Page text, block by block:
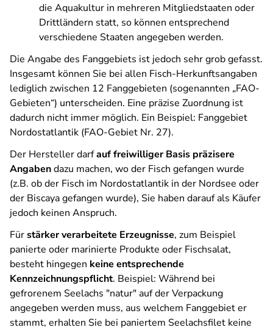
die Aquakultur in mehreren Mitgliedstaaten oder
Drittländern statt, so können entsprechend
verschiedene Staaten angegeben werden.
Die Angabe des Fanggebiets ist jedoch sehr grob gefasst.
Insgesamt können Sie bei allen Fisch-Herkunftsangaben
lediglich zwischen 12 Fanggebieten (sogenannten „FAO-
Gebieten“) unterscheiden. Eine präzise Zuordnung ist
dadurch nicht immer möglich. Ein Beispiel: Fanggebiet
Nordostatlantik (FAO-Gebiet Nr. 27).
Der Hersteller darfauf freiwilliger Basis präzisere
Angabendazu machen, wo der Fisch gefangen wurde
(z.B. ob der Fisch im Nordostatlantik in der Nordsee oder
der Biscaya gefangen wurde), Sie haben darauf als Käufer
jedoch keinen Anspruch.
Fürstärker verarbeitete Erzeugnisse, zum Beispiel
panierte oder marinierte Produkte oder Fischsalat,
besteht hingegen keine entsprechende
Kennzeichnungspflicht. Beispiel: Während bei
gefrorenem Seelachs "natur" auf der Verpackung
angegeben werden muss, aus welchem Fanggebiet er
stammt, erhalten Sie bei paniertem Seelachsfilet keine